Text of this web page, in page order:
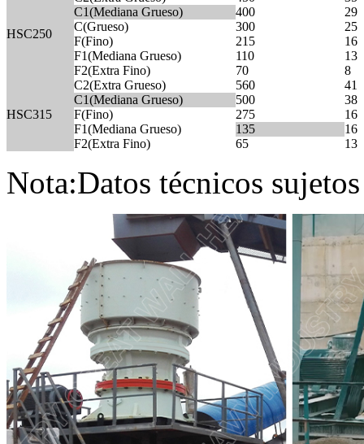
HSC250
C1(Mediana Grueso)
400
29
C(Grueso)
300
25
F(Fino)
215
16
F1(Mediana Grueso)
110
13
F2(Extra Fino)
70 8
HSC315
C2(Extra Grueso) 560
41
C1(Mediana Grueso)
500
38
F(Fino)
275
16
F1(Mediana Grueso)
135
16
F2(Extra Fino)
65 13
Nota:Datos técnicos